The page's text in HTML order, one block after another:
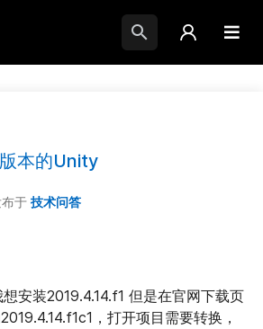
本的Unity
于 技术问答
安装2019.4.14.f1 但是在官网下载页
，打开项目需要转换，